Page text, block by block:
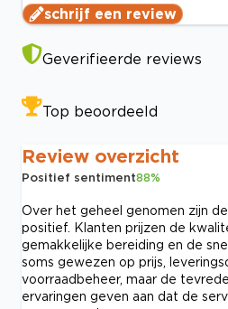
schrijf een review
Geverifieerde reviews
Top beoordeeld
Review overzicht
Positief sentiment88%
Over het geheel genomen zijn
positief. Klanten prijzen de
gemakkelijke bereiding en de
soms gewezen op prijs,
voorraadbeheer, maar de
ervaringen geven aan dat de